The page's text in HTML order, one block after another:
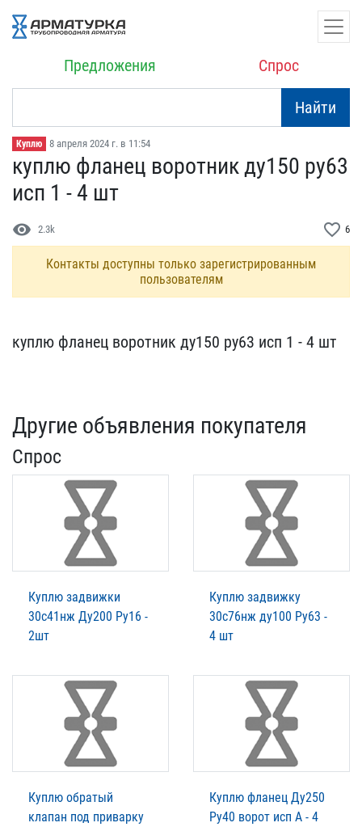
Предложения Спрос
Найти
Куплю 8 апреля 2024 г. в 11:54
куплю фланец воротник ду​150 ру63
исп 1 - 4 шт
visibility 2.3k favorite_border 6
Контакты доступны только зарегистрированным
пользователям
куплю фланец воротник ду​150 ру63 исп 1 - 4 шт
Другие объявления покупателя
Спрос
Куплю задвижки
30с41нж Ду200 Ру16 -
2шт
Куплю задвижку
30с76нж ду100 Ру63 -
4 шт
Куплю обратый
клапан под приварку
Куплю фланец Ду250
Ру40 ворот исп А - 4